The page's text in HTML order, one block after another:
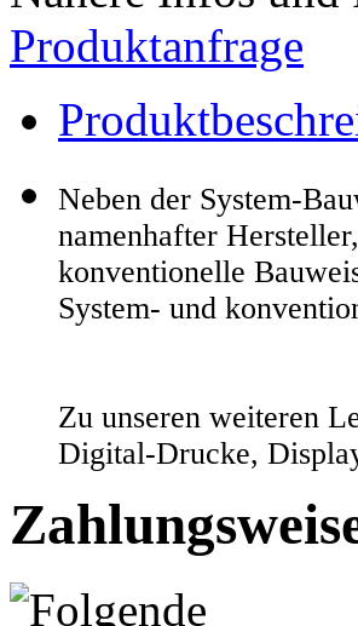
Produktanfrage
Neben der System-
namenhafter
konventionelle
System- und
Zu unseren weiteren
Digital-Drucke,